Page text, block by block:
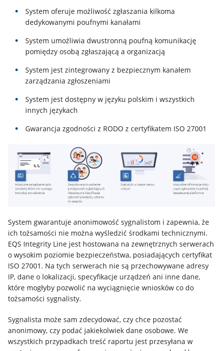
System oferuje możliwość zgłaszania kilkoma
dedykowanymi poufnymi kanałami
System umożliwia dwustronną poufną komunikację
pomiędzy osobą zgłaszającą a organizacją
System jest zintegrowany z bezpiecznym kanałem
zarządzania zgłoszeniami
System jest dostępny w języku polskim i wszystkich
innych językach
Gwarancja zgodności z RODO z certyfikatem ISO 27001
System gwarantuje anonimowość sygnalistom i zapewnia, że
ich tożsamości nie można wyśledzić środkami technicznymi.
EQS Integrity Line jest hostowana na zewnętrznych serwerach
o wysokim poziomie bezpieczeństwa, posiadających certyfikat
ISO 27001. Na tych serwerach nie są przechowywane adresy
IP, dane o lokalizacji, specyfikacje urządzeń ani inne dane,
które mogłyby pozwolić na wyciągnięcie wniosków co do
tożsamości sygnalisty.
Sygnalista może sam zdecydować, czy chce pozostać
anonimowy, czy podać jakiekolwiek dane osobowe. We
wszystkich przypadkach treść raportu jest przesyłana w